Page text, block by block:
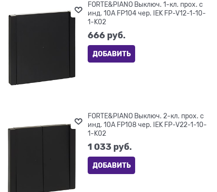
FORTE&PIANO Выключ. 1-кл. прох. с
инд. 10А FP104 чер. IEK FP-V12-1-10-
1-K02
666 руб.
ДОБАВИТЬ
FORTE&PIANO Выключ. 2-кл. прох. с
инд. 10А FP108 чер. IEK FP-V22-1-10-
1-K02
1 033 руб.
ДОБАВИТЬ